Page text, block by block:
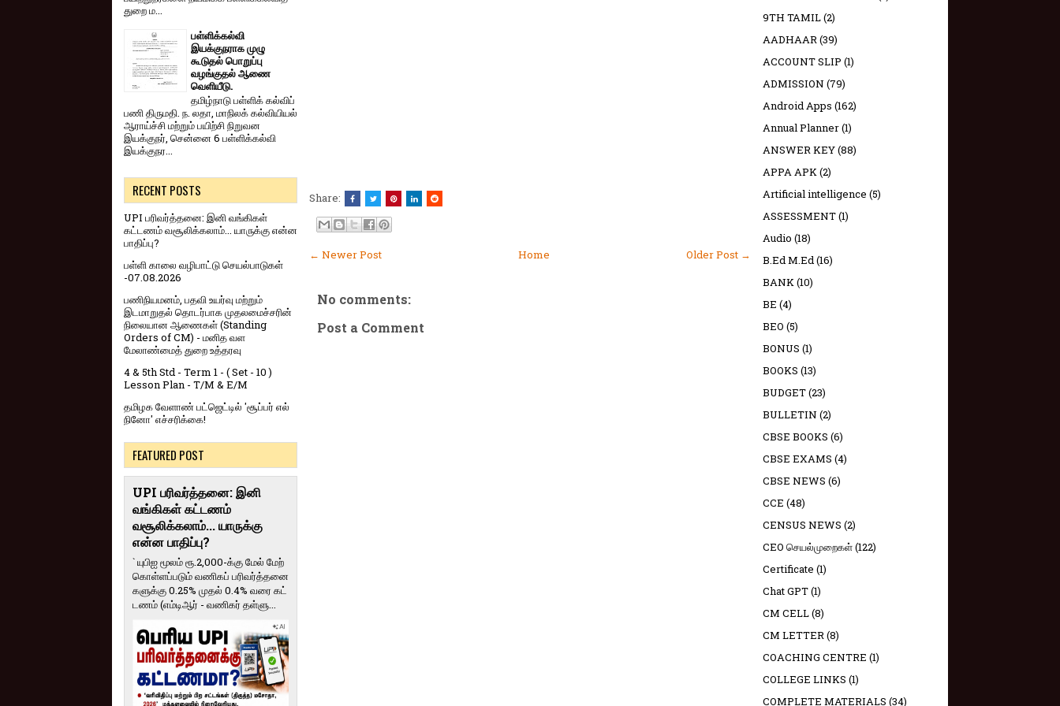
Share:
← Newer Post Older Post →
Home
No comments:
Post a Comment
துறை ம...
பள்ளிக்கல்வி
இயக்குநராக முழு
கூடுதல் பொறுப்பு
வழங்குதல் ஆணை
வெளியீடு.
தமிழ்நாடு பள்ளிக் கல்விப்
பணி திருமதி. ந. லதா, மாநிலக் கல்வியியல்
ஆராய்ச்சி மற்றும் பயிற்சி நிறுவன
இயக்குநர், சென்னை 6 பள்ளிக்கல்வி
இயக்குநர...
RECENT POSTS
UPI பரிவர்த்தனை: இனி வங்கிகள்
கட்டணம் வசூலிக்கலாம்... யாருக்கு என்ன
பாதிப்பு?
பள்ளி காலை வழிபாட்டு செயல்பாடுகள்
-07.08.2026
பணிநியமனம், பதவி உயர்வு மற்றும்
இடமாறுதல் தொடர்பாக முதலமைச்சரின்
நிலையான ஆணைகள் (Standing
Orders of CM) - மனித வள
மேலாண்மைத் துறை உத்தரவு
4 & 5th Std - Term 1 - ( Set - 10 )
Lesson Plan - T/M & E/M
தமிழக வேளாண் பட்ஜெட்டில் 'சூப்பர் எல்
நினோ' எச்சரிக்கை!
FEATURED POST
UPI பரிவர்த்தனை: இனி
வங்கிகள் கட்டணம்
வசூலிக்கலாம்... யாருக்கு
என்ன பாதிப்பு?
` யுபிஐ மூலம் ரூ.2,000-க்கு மேல் மேற்​
கொள்​ளப்​படும் வணி​கப் பரிவர்த்​தனை​
களுக்கு 0.25% முதல் 0.4% வரை கட்​
ட​ணம் (எம்​டிஆர் - வணி​கர் தள்​ளு...
9TH TAMIL(2)
AADHAAR(39)
ACCOUNT SLIP (1)
ADMISSION (79)
Android Apps (162)
Annual Planner(1)
ANSWER KEY(88)
APPA APK(2)
Artificial intelligence (5)
ASSESSMENT(1)
Audio (18)
B.Ed M.Ed(16)
BANK(10)
BE (4)
BEO (5)
BONUS (1)
BOOKS (13)
BUDGET(23)
BULLETIN (2)
CBSE BOOKS (6)
CBSE EXAMS (4)
CBSE NEWS (6)
CCE (48)
CENSUS NEWS (2)
CEO செயல்முறைகள்(122)
Certificate (1)
Chat GPT(1)
CM CELL(8)
CM LETTER(8)
COACHING CENTRE (1)
COLLEGE LINKS (1)
COMPLETE MATERIALS (34)